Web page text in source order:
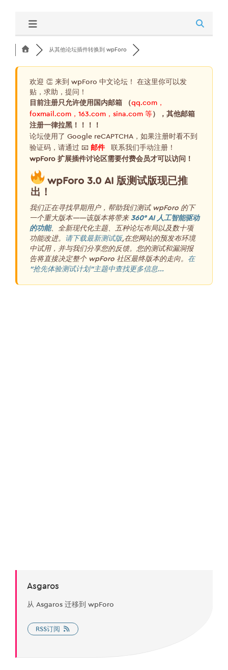
从其他论坛插件转换到 wpForo
欢迎 👏 来到 wpForo 中文论坛！ 在这里你可以发
贴，求助，提问！
目前注册只允许使用国内邮箱 （qq.com，
foxmail.com，163.com，sina.com 等），其他邮箱
注册一律拉黑！！！！
论坛使用了 Google reCAPTCHA，如果注册时看不到
验证码，请通过 📧 邮件联系我们手动注册！
wpForo 扩展插件讨论区需要付费会员才可以访问！
wpForo 3.0 AI 版测试版现已推
出！
我们正在寻找早期用户，帮助我们测试 wpForo 的下
一个重大版本——该版本将带来 360° AI 人工智能驱动
的功能、全新现代化主题、五种论坛布局以及数十项
功能改进。 请下载最新测试版,在您网站的预发布环境
中试用，并与我们分享您的反馈。您的测试和漏洞报
告将直接决定整个 wpForo 社区最终版本的走向。 在
“抢先体验测试计划”主题中查找更多信息...
Asgaros
从 Asgaros 迁移到 wpForo
RSS订阅